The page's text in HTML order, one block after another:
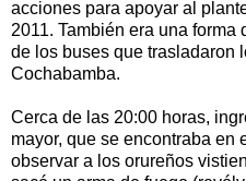
acciones para apoyar al
2011. También era una
de los buses que trasladaron
Cochabamba.
Cerca de las 20:00 horas,
mayor, que se encontraba en
observar a los orureños